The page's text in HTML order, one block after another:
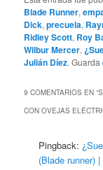
Blade Runner,
Dick,precuela,
Ridley Scott, Roy
Wilbur Mercer,
Julián Díez. Guarda
9 COMENTARIOS EN “
CON OVEJAS
Pingback:
(Blade runner)